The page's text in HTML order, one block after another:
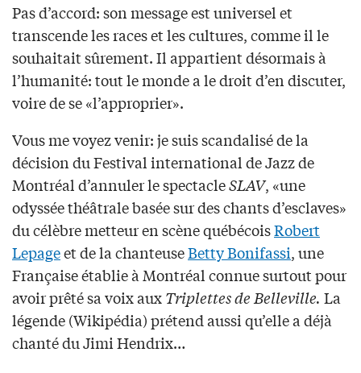
Pas d’accord: son message est universel et
transcende les races et les cultures, comme il le
souhaitait sûrement. Il appartient désormais à
l’humanité: tout le monde a le droit d’en discuter,
voire de se «l’approprier».
Vous me voyez venir: je suis scandalisé de la
décision du Festival international de Jazz de
Montréal d’annuler le spectacleSLAV, «une
odyssée théâtrale basée sur des chants d’esclaves»
du célèbre metteur en scène québécoisRobert
Lepageet de la chanteuseBetty Bonifassi, une
Française établie à Montréal connue surtout pour
avoir prêté sa voix auxTriplettes de Belleville. La
légende (Wikipédia) prétend aussi qu’elle a déjà
chanté du Jimi Hendrix…